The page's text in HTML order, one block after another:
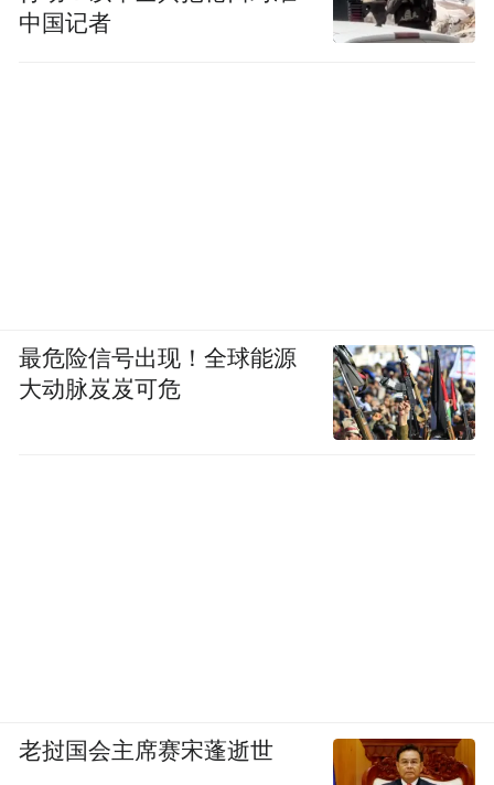
中国记者
最危险信号出现！全球能源
大动脉岌岌可危
老挝国会主席赛宋蓬逝世